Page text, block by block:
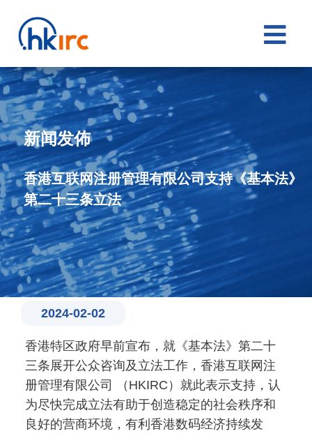

新闻发佈
香港互联网注册管理有限公司支持《基本法》
第二十三条立法
2024-02-02
香港特区政府早前宣布，就《基本法》第二十
三条展开公众咨询及立法工作，香港互联网注
册管理有限公司 （HKIRC）就此表示支持，认
为尽快完成立法有助于创造稳定的社会秩序和
良好的营商环境，有利香港数码经济持续发